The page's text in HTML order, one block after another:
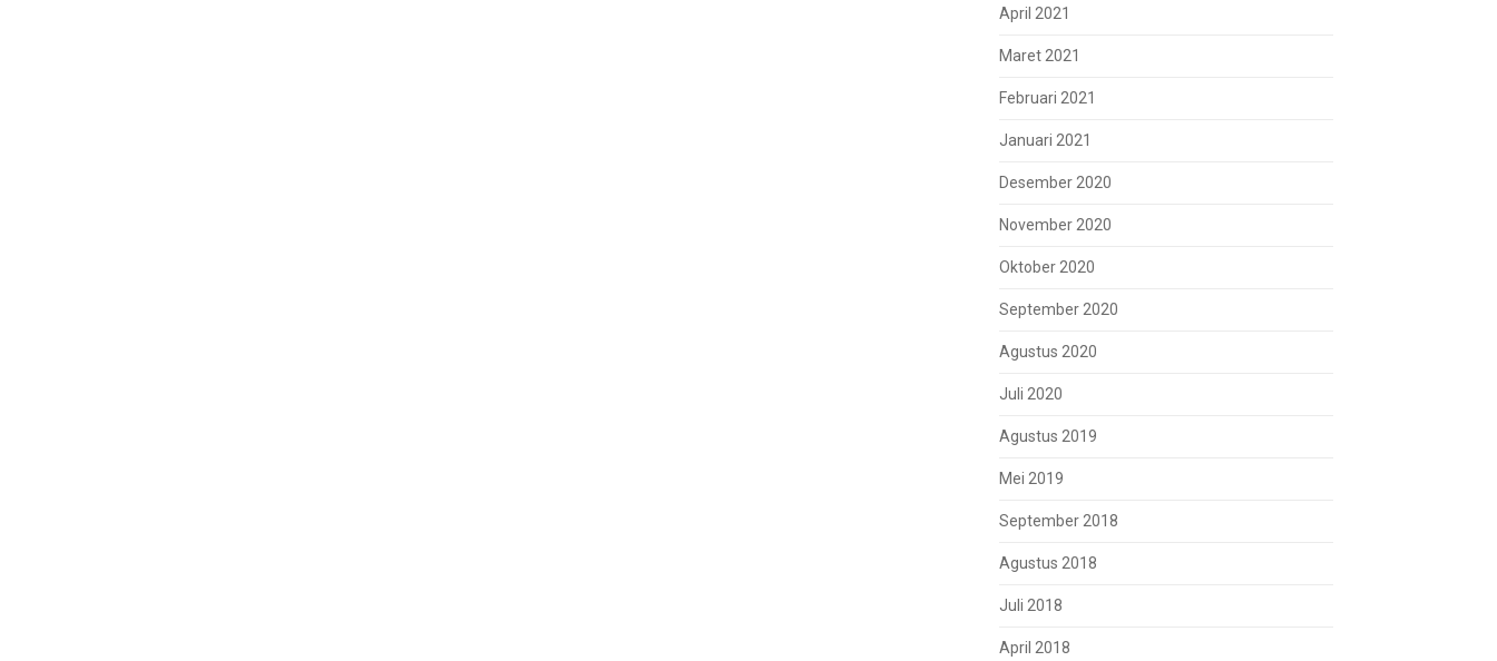
April 2021
Maret 2021
Februari 2021
Januari 2021
Desember 2020
November 2020
Oktober 2020
September 2020
Agustus 2020
Juli 2020
Agustus 2019
Mei 2019
September 2018
Agustus 2018
Juli 2018
April 2018